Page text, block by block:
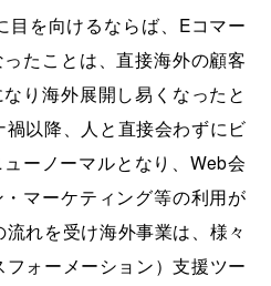
目を向けるならば、Eコマー
たことは、直接海外の顧客
り海外展開し易くなったと
以降、人と直接会わずにビ
ーノーマルとなり、Web会
マーケティング等の利用が
れを受け海外事業は、様々
ォーメーション）支援ツー